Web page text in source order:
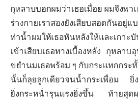
กุหลาบบอกผมว่าเธอเมื่อย ผมจึงพา
ร่างกายเราสองยังเสียบสอดกันอยู่
ท่าน้ำผมให้เธอหันหลังให้และเกาะ
เข้าเสียบเธอทางเบื้องหลัง กุหลาบ
ขยำนมเธอพร้อม ๆ กับกระแทกกร
นั้นก็ลุยลูกเดียวจนน้ำกระเพื่อม ยิ่ง
ยิ่งกระหน่ำรุนแรงยิ่งขึ้น ท้ายสุดผ